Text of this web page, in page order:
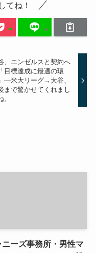
てね！
、エンゼルスと契約へ
目標達成に最適の環
―米大リーグ→大谷、
まで驚かせてくれまし
。
ニーズ事務所・男性マ